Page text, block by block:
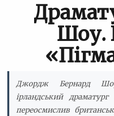
Шоу.
Джордж Бернард
ірландський
переосмислив